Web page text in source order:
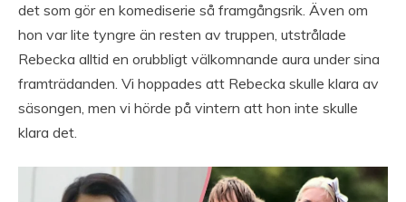
det som gör en komediserie så framgångsrik. Även om
hon var lite tyngre än resten av truppen, utstrålade
Rebecka alltid en orubbligt välkomnande aura under sina
framträdanden. Vi hoppades att Rebecka skulle klara av
säsongen, men vi hörde på vintern att hon inte skulle
klara det.